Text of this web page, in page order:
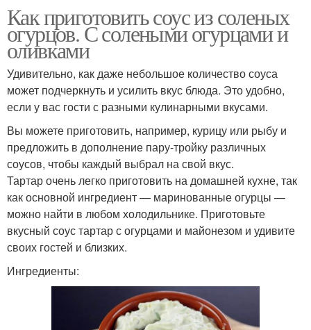
Как приготовить соус из соленых
огурцов. С солеными огурцами и
оливками
Удивительно, как даже небольшое количество соуса
может подчеркнуть и усилить вкус блюда. Это удобно,
если у вас гости с разными кулинарными вкусами.
Вы можете приготовить, например, курицу или рыбу и
предложить в дополнение пару-тройку различных
соусов, чтобы каждый выбрал на свой вкус.
Тартар очень легко приготовить на домашней кухне, так
как основной ингредиент — маринованные огурцы —
можно найти в любом холодильнике. Приготовьте
вкусный соус тартар с огурцами и майонезом и удивите
своих гостей и близких.
Ингредиенты: